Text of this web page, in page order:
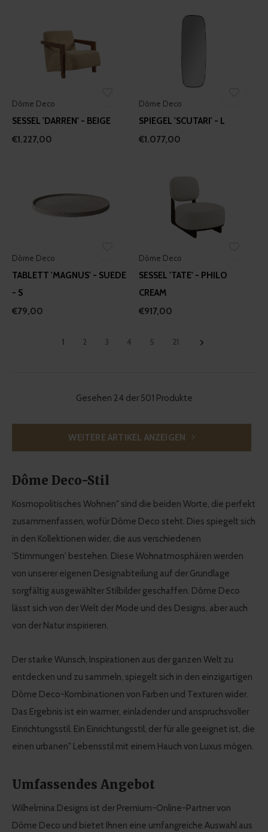
Dôme Deco
SESSEL 'DARREN' - BEIGE
€1.227,00
Dôme Deco
SPIEGEL 'SCUTARI' - L
€1.077,00
Dôme Deco
TABLETT 'MAGNUS' - SUEDE
- S
€79,00
Dôme Deco
SESSEL 'TATE' - PHILO
CREAM
€917,00
1 2 3 4 5 21
Gesehen 24 der 501 Produkte
WEITERE ARTIKEL ANZEIGEN
Dôme Deco-Stil
Kosmopolitisches Wohnen" sind die beiden Worte, die perfekt
zusammenfassen, wofür Dôme Deco steht. Dies spiegelt sich
in den Kollektionen wider, die aus verschiedenen
'Stimmungen' bestehen. Diese Wohnatmosphären werden
von unserer eigenen Designabteilung auf der Grundlage
sorgfältig ausgewählter Stilbilder geschaffen. Dôme Deco
lässt sich von der Welt der Mode und des Designs, aber auch
von der Natur inspirieren.
Der starke Wunsch, Inspirationen aus der ganzen Welt zu
entdecken und zu sammeln, spiegelt sich in den einzigartigen
Dôme Deco-Kombinationen von Farben und Texturen wider.
Das Ergebnis ist ein warmer, einladender und anspruchsvoller
Einrichtungsstil. Ein Einrichtungsstil, der für alle geeignet ist, die
einen urbanen" Lebensstil mit einem Hauch von Luxus mögen.
Umfassendes Angebot
Wilhelmina Designs ist der Premium-Online-Partner von
Dôme Deco und bietet Ihnen eine umfangreiche Auswahl aus